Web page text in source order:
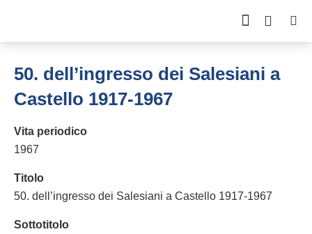
50. dell’ingresso dei Salesiani a
Castello 1917-1967
Vita periodico
1967
Titolo
50. dell’ingresso dei Salesiani a Castello 1917-1967
Sottotitolo